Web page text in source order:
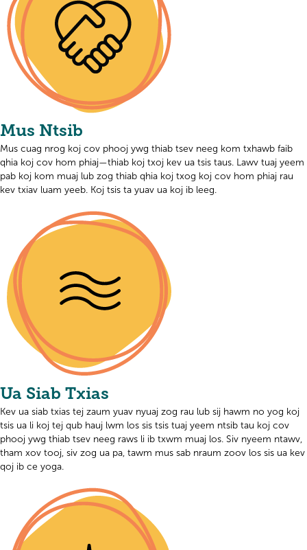
Mus Ntsib
Mus cuag nrog koj cov phooj ywg thiab tsev neeg kom txhawb faib
qhia koj cov hom phiaj—thiab koj txoj kev ua tsis taus. Lawv tuaj yeem
pab koj kom muaj lub zog thiab qhia koj txog koj cov hom phiaj rau
kev txiav luam yeeb. Koj tsis ta yuav ua koj ib leeg.
Ua Siab Txias
Kev ua siab txias tej zaum yuav nyuaj zog rau lub sij hawm no yog koj
tsis ua li koj tej qub hauj lwm los sis tsis tuaj yeem ntsib tau koj cov
phooj ywg thiab tsev neeg raws li ib txwm muaj los. Siv nyeem ntawv,
tham xov tooj, siv zog ua pa, tawm mus sab nraum zoov los sis ua kev
qoj ib ce yoga.